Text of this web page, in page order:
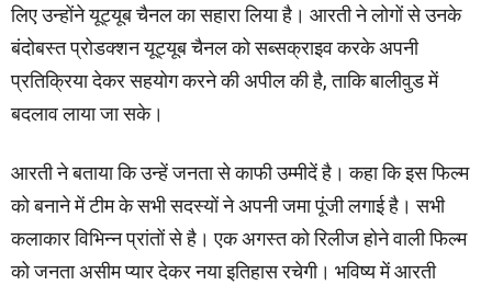
लिए उन्होंने यूट्यूब चैनल का सहारा लिया है। आरती ने लोगों से उनके
बंदोबस्त प्रोडक्शन यूट्यूब चैनल को सब्सक्राइव करके अपनी
प्रतिक्रिया देकर सहयोग करने की अपील की है, ताकि बालीवुड में
बदलाव लाया जा सके।
आरती ने बताया कि उन्हें जनता से काफी उम्मीदें है। कहा कि इस फिल्म
को बनाने में टीम के सभी सदस्यों ने अपनी जमा पूंजी लगाई है। सभी
कलाकार विभिन्न प्रांतों से है। एक अगस्त को रिलीज होने वाली फिल्म
को जनता असीम प्यार देकर नया इतिहास रचेगी। भविष्य में आरती